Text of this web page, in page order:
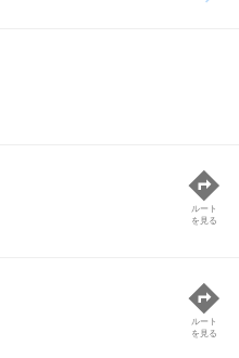
ルート
を見る
ルート
を見る